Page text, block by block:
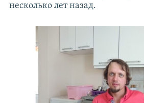
несколько лет назад.